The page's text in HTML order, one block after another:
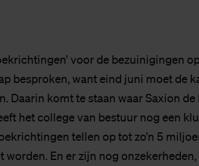
voor de bezuinigingen
besproken, want eind juni moet de
Daarin komt te staan waar Saxion
het college van bestuur nog een
tellen op tot zo’n 5
En er zijn nog onzekerheden,